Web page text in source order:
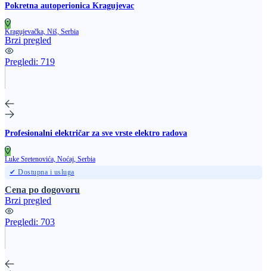
Pokretna autoperionica Kragujevac
Kragujevačka, Niš, Serbia
Brzi pregled
Pregledi: 719
Profesionalni električar za sve vrste elektro radova
Luke Sretenovića, Noćaj, Serbia
✔ Dostupna i usluga
Cena po dogovoru
Brzi pregled
Pregledi: 703